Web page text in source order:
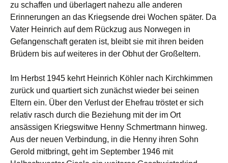
zu schaffen und überlagert nahezu alle anderen
Erinnerungen an das Kriegsende drei Wochen später. Da
Vater Heinrich auf dem Rückzug aus Norwegen in
Gefangenschaft geraten ist, bleibt sie mit ihren beiden
Brüdern bis auf weiteres in der Obhut der Großeltern.
Im Herbst 1945 kehrt Heinrich Köhler nach Kirchkimmen
zurück und quartiert sich zunächst wieder bei seinen
Eltern ein. Über den Verlust der Ehefrau tröstet er sich
relativ rasch durch die Beziehung mit der im Ort
ansässigen Kriegswitwe Henny Schmertmann hinweg.
Aus der neuen Verbindung, in die Henny ihren Sohn
Gerold mitbringt, geht im September 1946 mit